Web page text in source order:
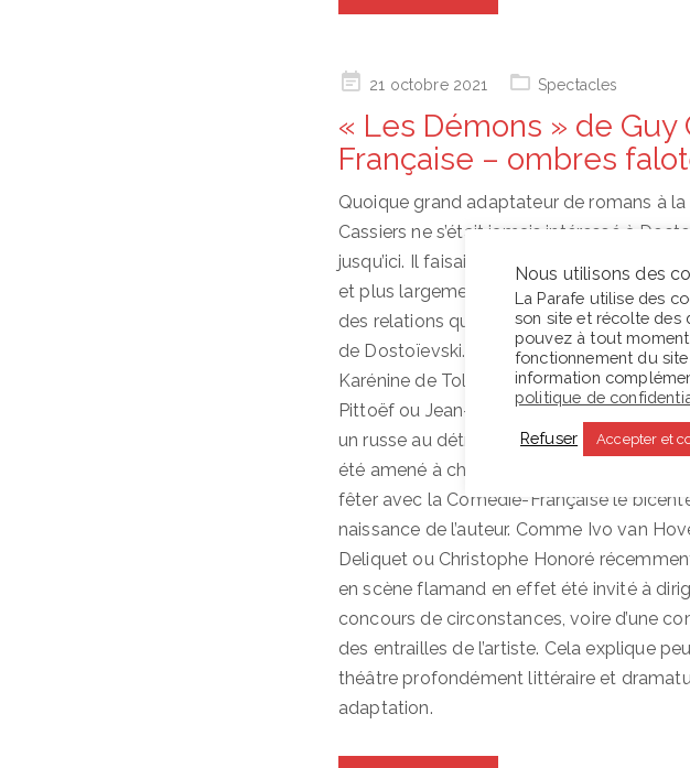
Posted21 octobre 2021 Spectacles
« Les Démons » de
Française – ombres
Quoique grand adaptateur de romans à la
Cassiers ne s’était jamais intéressé à
jusqu’ici. Il faisait exception parmi ses
et plus largement au sein de la longue et
des relations que la scène entretient avec
de Dostoïevski. En 1999, Cassiers avait
Karénine de Tolstoï – comme Fernand
Pittoëf ou Jean-Louis Barrault, qui avaient
un russe au détriment de l’autre. Cassiers a
été amené à choisir un roman de
fêter avec la Comédie-Française le
naissance de l’auteur. Comme Ivo van
Deliquet ou Christophe Honoré
en scène flamand en effet été invité à
concours de circonstances, voire d’une
des entrailles de l’artiste. Cela explique
théâtre profondément littéraire et
adaptation.
Nous utilisons des
La Parafe utilise des
son site et récolte des
pouvez à tout
fonctionnement du
information
politique de
Refuser Accepter et